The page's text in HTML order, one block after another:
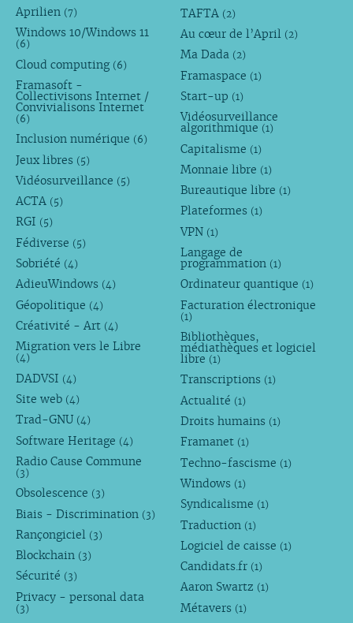
Aprilien (7)
Windows 10/Windows 11
(6)
Cloud computing (6)
Framasoft -
Collectivisons Internet /
Convivialisons Internet
(6)
Inclusion numérique (6)
Jeux libres (5)
Vidéosurveillance (5)
ACTA (5)
RGI (5)
Fédiverse (5)
Sobriété (4)
AdieuWindows (4)
Géopolitique (4)
Créativité - Art (4)
Migration vers le Libre
(4)
DADVSI (4)
Site web (4)
Trad-GNU (4)
Software Heritage (4)
Radio Cause Commune
(3)
Obsolescence (3)
Biais - Discrimination (3)
Rançongiciel (3)
Blockchain (3)
Sécurité (3)
Privacy - personal data
(3)
TAFTA (2)
Au cœur de l’April (2)
Ma Dada (2)
Framaspace (1)
Start-up (1)
Vidéosurveillance
algorithmique (1)
Capitalisme (1)
Monnaie libre (1)
Bureautique libre (1)
Plateformes (1)
VPN (1)
Langage de
programmation (1)
Ordinateur quantique (1)
Facturation électronique
(1)
Bibliothèques,
médiathèques et logiciel
libre (1)
Transcriptions (1)
Actualité (1)
Droits humains (1)
Framanet (1)
Techno-fascisme (1)
Windows (1)
Syndicalisme (1)
Traduction (1)
Logiciel de caisse (1)
Candidats.fr (1)
Aaron Swartz (1)
Métavers (1)